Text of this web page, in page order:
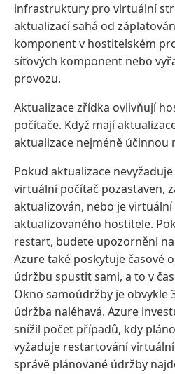
infrastruktury pro virtuální
aktualizací sahá od
komponent v hostitelském
síťových komponent nebo
provozu.
Aktualizace zřídka ovlivňují
počítače. Když mají
aktualizace nejméně účinnou
Pokud aktualizace
virtuální počítač pozastaven,
aktualizován, nebo je
aktualizovaného hostitele.
restart, budete upozorněni
Azure také poskytuje časové
údržbu spustit sami, a to v
Okno samoúdržby je obvykle
údržba naléhavá. Azure
snížil počet případů, kdy
vyžaduje restartování
správě plánované údržby